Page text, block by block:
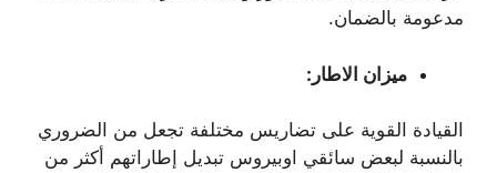
مدعومة بالضمان.
ميزان الاطار:
القيادة القوية على تضاريس مختلفة تجعل من الضروري
بالنسبة لبعض سائقي اوبيروس تبديل إطاراتهم أكثر من